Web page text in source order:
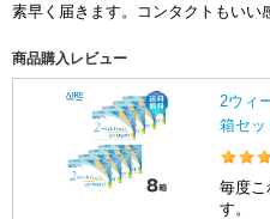
素早く届きます。コンタクトもいい
商品購入レビュー
2ウィ
箱セッ
毎度こ
す。